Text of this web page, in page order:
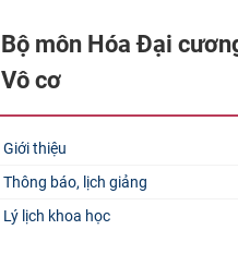
Bộ môn Hóa Đại
Vô cơ
Giới thiệu
Thông báo, lịch giảng
Lý lịch khoa học